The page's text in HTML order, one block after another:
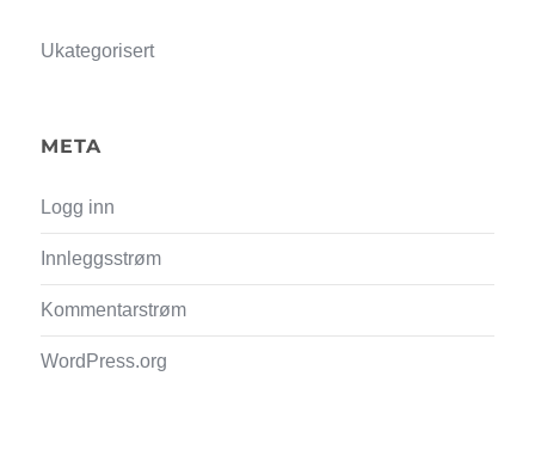
Ukategorisert
META
Logg inn
Innleggsstrøm
Kommentarstrøm
WordPress.org